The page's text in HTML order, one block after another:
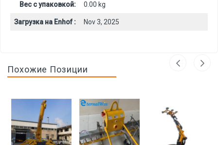
Вес с упаковкой: 0.00 kg
Загрузка на Enhof : Nov 3, 2025
Похожие Позиции